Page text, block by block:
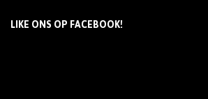
LIKE ONS OP FACEBOOK!